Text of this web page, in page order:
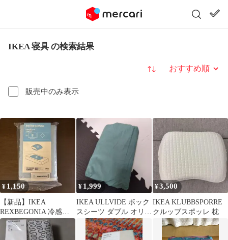
IKEA 寝具 の検索結果
販売中のみ表示
並び替え
¥ 1,150
【新品】IKEA
REXBEGONIA 冷感敷
きパッド 60×80
¥ 1,999
IKEA ULLVIDE ボック
スシーツ ダブル オリー
ブグリーン
¥3,500
IKEA KLUBBSPORRE
クルッブスポッレ 枕